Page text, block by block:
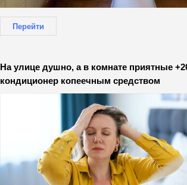
Перейти
На улице душно, а в комнате приятные
кондиционер копеечным средством